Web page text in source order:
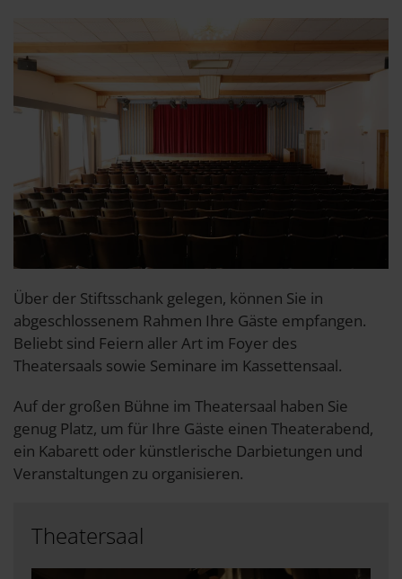
Über der Stiftsschank gelegen, können Sie in
abgeschlossenem Rahmen Ihre Gäste empfangen.
Beliebt sind Feiern aller Art im Foyer des
Theatersaals sowie Seminare im Kassettensaal.
Auf der großen Bühne im Theatersaal haben Sie
genug Platz, um für Ihre Gäste einen Theaterabend,
ein Kabarett oder künstlerische Darbietungen und
Veranstaltungen zu organisieren.
Theatersaal